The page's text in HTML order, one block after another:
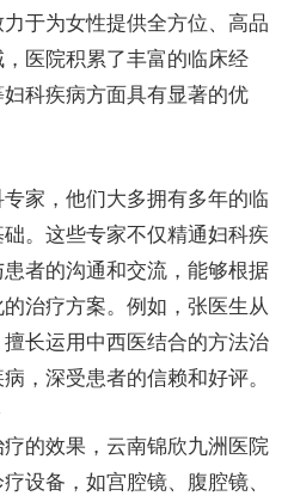
于为女性提供全方位、高品
医院积累了丰富的临床经
科疾病方面具有显著的优
家，他们大多拥有多年的临
。这些专家不仅精通妇科疾
者的沟通和交流，能够根据
治疗方案。例如，张医生从
长运用中西医结合的方法治
，深受患者的信赖和好评。
的效果，云南锦欣九洲医院
设备，如宫腔镜、腹腔镜、